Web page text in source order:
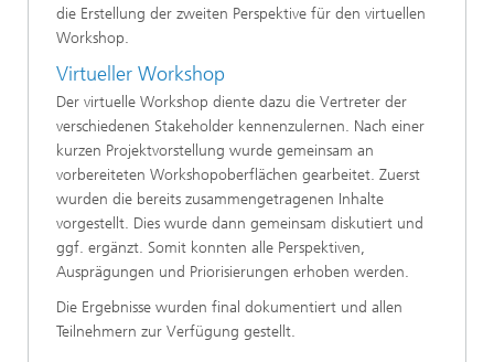
die Erstellung der zweiten Perspektive für den virtuellen
Workshop.
Virtueller Workshop
Der virtuelle Workshop diente dazu die Vertreter der
verschiedenen Stakeholder kennenzulernen. Nach einer
kurzen Projektvorstellung wurde gemeinsam an
vorbereiteten Workshopoberflächen gearbeitet. Zuerst
wurden die bereits zusammengetragenen Inhalte
vorgestellt. Dies wurde dann gemeinsam diskutiert und
ggf. ergänzt. Somit konnten alle Perspektiven,
Ausprägungen und Priorisierungen erhoben werden.
Die Ergebnisse wurden final dokumentiert und allen
Teilnehmern zur Verfügung gestellt.